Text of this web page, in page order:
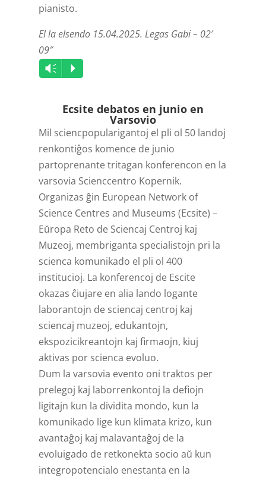
pianisto.
El la elsendo 15.04.2025. Legas Gabi – 02′
09″
Audio
Player
Vm P
Ecsite debatos en junio en
Varsovio
Mil sciencpopularigantoj el pli ol 50 landoj
renkontiĝos komence de junio
partoprenante tritagan konferencon en la
varsovia Scienccentro Kopernik.
Organizas ĝin European Network of
Science Centres and Museums (Ecsite) –
Eŭropa Reto de Sciencaj Centroj kaj
Muzeoj, membriganta specialistojn pri la
scienca komunikado el pli ol 400
institucioj. La konferencoj de Escite
okazas ĉiujare en alia lando logante
laborantojn de sciencaj centroj kaj
sciencaj muzeoj, edukantojn,
ekspozicikreantojn kaj firmaojn, kiuj
aktivas por scienca evoluo.
Dum la varsovia evento oni traktos per
prelegoj kaj laborrenkontoj la defiojn
ligitajn kun la dividita mondo, kun la
komunikado lige kun klimata krizo, kun
avantaĝoj kaj malavantaĝoj de la
evoluigado de retkonekta socio aŭ kun
integropotencialo enestanta en la